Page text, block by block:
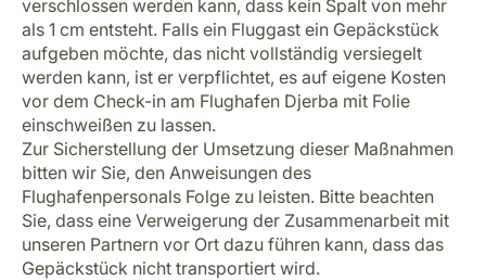
verschlossen werden kann, dass kein Spalt von mehr
als 1 cm entsteht. Falls ein Fluggast ein Gepäckstück
aufgeben möchte, das nicht vollständig versiegelt
werden kann, ist er verpflichtet, es auf eigene Kosten
vor dem Check-in am Flughafen Djerba mit Folie
einschweißen zu lassen.
Zur Sicherstellung der Umsetzung dieser Maßnahmen
bitten wir Sie, den Anweisungen des
Flughafenpersonals Folge zu leisten. Bitte beachten
Sie, dass eine Verweigerung der Zusammenarbeit mit
unseren Partnern vor Ort dazu führen kann, dass das
Gepäckstück nicht transportiert wird.